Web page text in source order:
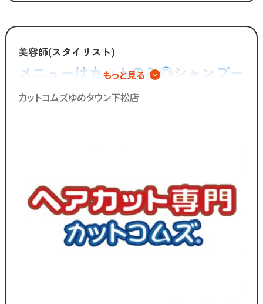
「子供を預けている時間だけ働きたい」
「家庭も大切にしながら
効率よく働きたい」
そんな想いを抱えるあなたを
30代～50代の方に
多く選ばれています！
美容師(スタイリスト)
メニューはカットのみ◎シャンプー
やカラー、パーマの施術は一切無い
もっと見る
カットコムズゆめタウン下松店